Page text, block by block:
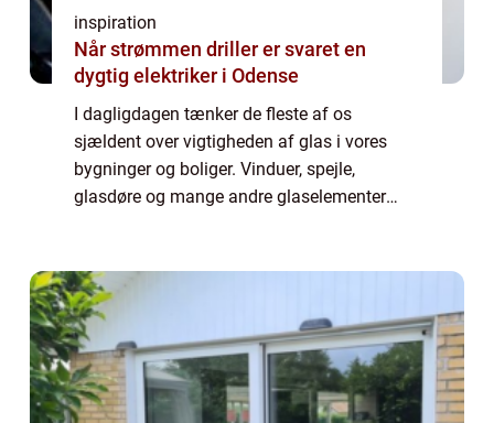
inspiration
Når strømmen driller er svaret en
dygtig elektriker i Odense
I dagligdagen tænker de fleste af os
sjældent over vigtigheden af glas i vores
bygninger og boliger. Vinduer, spejle,
glasdøre og mange andre glaselementer
elementer...